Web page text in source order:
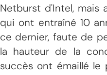
Netburst d'Intel, mais
qui ont entraîné 10
ce dernier, faute de
la hauteur de la
succès ont émaillé